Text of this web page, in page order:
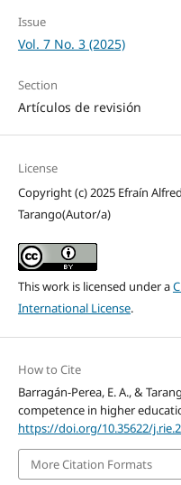
Issue
Vol. 7 No. 3 (2025)
Section
Artículos de revisión
License
Copyright (c) 2025 Efraín
Tarango(Autor/a)
This work is licensed under a
International License.
How to Cite
Barragán-Perea, E. A., &
competence in higher
https://doi.org/10.35622/
More Citation Formats